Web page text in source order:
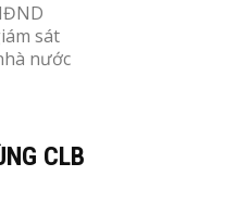
sát
nước
CLB